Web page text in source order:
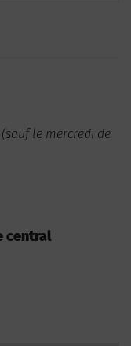
le mercredi de
central